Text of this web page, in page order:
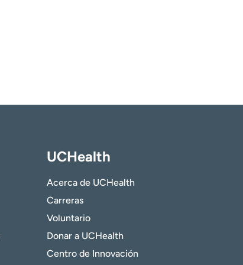
UCHealth
Acerca de UCHealth
Carreras
Voluntario
Donar a UCHealth
Centro de Innovación